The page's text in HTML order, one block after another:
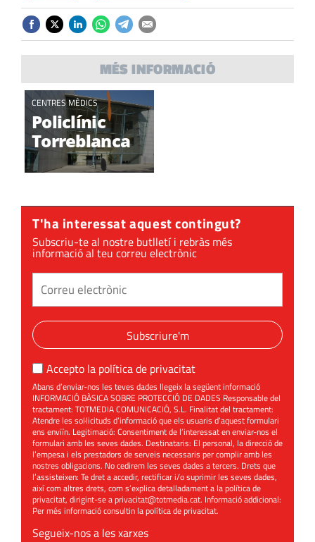
MÉS INFORMACIÓ
CENTRES MÈDICS
Policlínic
Torreblanca
T'ha interessat aquest contingut?
Subscriu-te al nostre butlletí i rebràs més
informació al teu correu electrònic
Subscriure'm
Accepto la política de privacitat
Abans d’enviar-nos les teves dades llegeix la següent informació
INFORMACIÓ BÀSICA SOBRE PROTECCIÓ DE DADES Responsable del
tractament: TOTMEDIA COMUNICACIÓ, S.L. Finalitat del tractament:
Atendre les sol·licituds d’informació que els usuaris d’aquest formulari
ens enviïn. Legitimació: Consentiment de l’interessat en enviar-nos el
formulari amb les seves dades. Destinataris: El personal, la direcció de
l’empesa i els prestadors de serveis necessaris per complir amb les
nostres obligacions. No cedirem les seves dades a tercers. Drets que
l’assisteixen: Te dret a accedir, rectificar i/o suprimir les seves dades,
així com altres drets, com s’explica detalladament a la política de
privacitat, dirigint-se aprivacitat@totmedia.cat. Informació addicional:
Per més informació consultin lapolítica de privacitat.
Segueix-nos a les xarxes